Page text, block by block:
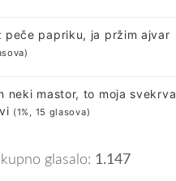
peče papriku, ja pržim ajvar
neki mastor, to moja svekrva
(1%, 15 glasova)
glasalo: 1.147